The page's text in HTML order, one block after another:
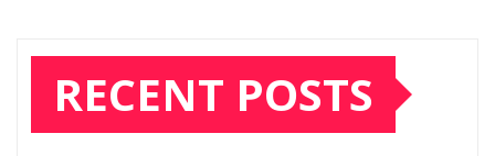
RECENT POSTS